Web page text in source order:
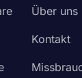
Über uns
Kontakt